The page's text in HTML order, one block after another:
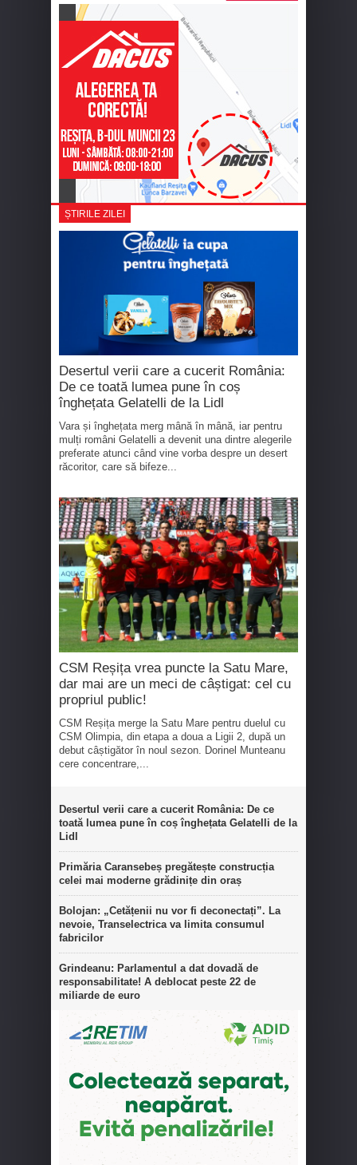
ȘTIRILE ZILEI
Desertul verii care a cucerit România:
De ce toată lumea pune în coș
înghețata Gelatelli de la Lidl
Vara și înghețata merg mână în mână, iar pentru
mulți români Gelatelli a devenit una dintre alegerile
preferate atunci când vine vorba despre un desert
răcoritor, care să bifeze...
CSM Reșița vrea puncte la Satu Mare,
dar mai are un meci de câștigat: cel cu
propriul public!
CSM Reșița merge la Satu Mare pentru duelul cu
CSM Olimpia, din etapa a doua a Ligii 2, după un
debut câștigător în noul sezon. Dorinel Munteanu
cere concentrare,...
Desertul verii care a cucerit România: De ce
toată lumea pune în coș înghețata Gelatelli de la
Lidl
Primăria Caransebeș pregătește construcția
celei mai moderne grădinițe din oraș
Bolojan: „Cetățenii nu vor fi deconectați”. La
nevoie, Transelectrica va limita consumul
fabricilor
Grindeanu: Parlamentul a dat dovadă de
responsabilitate! A deblocat peste 22 de
miliarde de euro